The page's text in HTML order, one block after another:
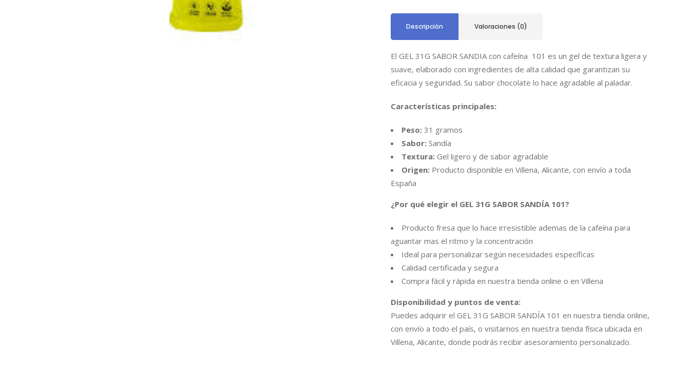
Descripción Valoraciones (0)
El GEL 31G SABOR SANDIA con cafeína 101 es un gel de textura ligera y
suave, elaborado con ingredientes de alta calidad que garantizan su
eficacia y seguridad. Su sabor chocolate lo hace agradable al paladar.
Características principales:
Peso: 31 gramos
Sabor: Sandía
Textura: Gel ligero y de sabor agradable
Origen: Producto disponible en Villena, Alicante, con envío a toda
España
¿Por qué elegir el GEL 31G SABOR SANDÍA 101?
Producto fresa que lo hace irresistible ademas de la cafeína para
aguantar mas el ritmo y la concentración
Ideal para personalizar según necesidades específicas
Calidad certificada y segura
Compra fácil y rápida en nuestra tienda online o en Villena
Disponibilidad y puntos de venta:
Puedes adquirir el GEL 31G SABOR SANDÍA 101 en nuestra tienda online,
con envío a todo el país, o visitarnos en nuestra tienda física ubicada en
Villena, Alicante, donde podrás recibir asesoramiento personalizado.